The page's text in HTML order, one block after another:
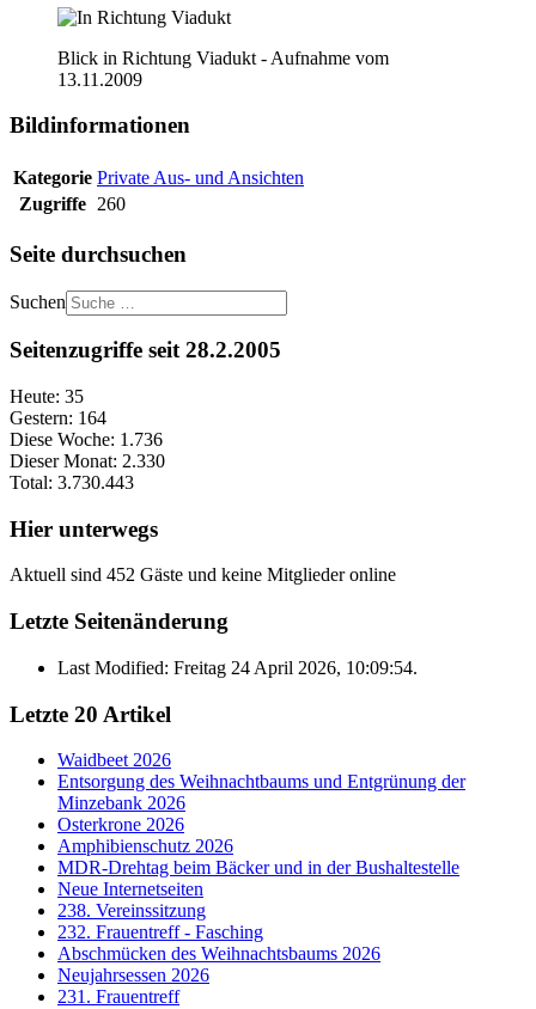
Blick in Richtung Viadukt - Aufnahme vom
13.11.2009
Bildinformationen
Kategorie Private Aus- und Ansichten
Zugriffe 260
Seite durchsuchen
Suchen
Seitenzugriffe seit 28.2.2005
Heute: 35
Gestern: 164
Diese Woche: 1.736
Dieser Monat: 2.330
Total: 3.730.443
Hier unterwegs
Aktuell sind 452 Gäste und keine Mitglieder online
Letzte Seitenänderung
Last Modified: Freitag 24 April 2026, 10:09:54.
Letzte 20 Artikel
Waidbeet 2026
Entsorgung des Weihnachtbaums und Entgrünung der
Minzebank 2026
Osterkrone 2026
Amphibienschutz 2026
MDR-Drehtag beim Bäcker und in der Bushaltestelle
Neue Internetseiten
238. Vereinssitzung
232. Frauentreff - Fasching
Abschmücken des Weihnachtsbaums 2026
Neujahrsessen 2026
231. Frauentreff